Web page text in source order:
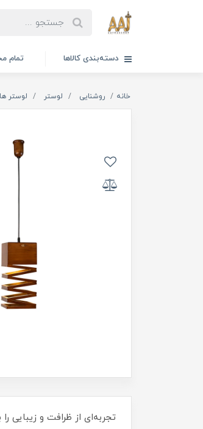
دسته‌بندی کالاها تمام
خانه روشنایی لوستر لوستر
تجربه‌ای از ظرافت و زیبایی